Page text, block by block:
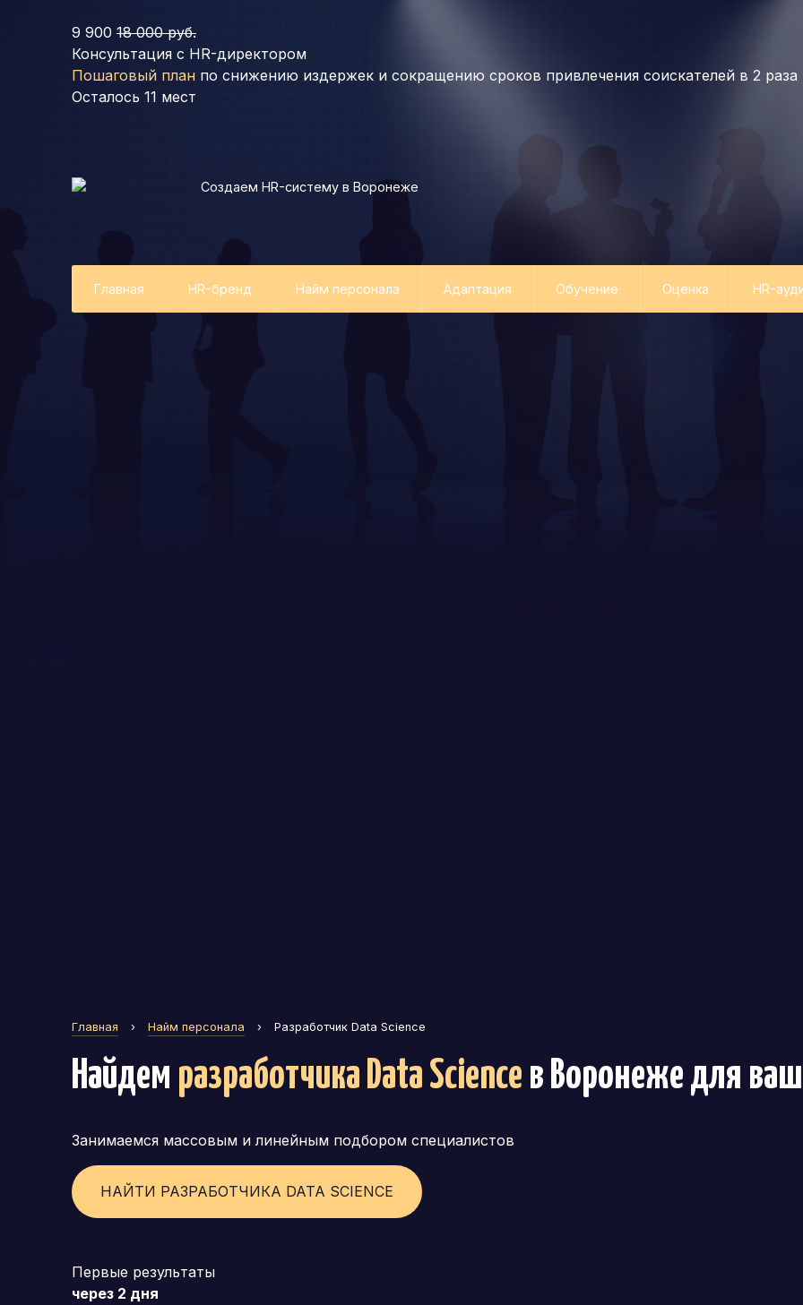
9 900 18 000 руб.
Консультация с HR-директором
Пошаговый план по снижению издержек и сокращению сроков привлечения соискателей в 2 раза
Осталось 11 мест
Создаем HR-систему в Воронеже
Главная HR-бренд Найм персонала Адаптация Обучение Оценка HR-
Технический директор (CTO)
Франшиза
Главная › Найм персонала › Разработчик Data Science
Найдем разработчика Data Science в Воронеже для
Занимаемся массовым и линейным подбором специалистов
НАЙТИ РАЗРАБОТЧИКА DATA SCIENCE
Первые результаты
через 2 дня